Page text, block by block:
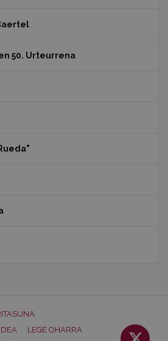
50. Urteurrena
LEGE OHARRA